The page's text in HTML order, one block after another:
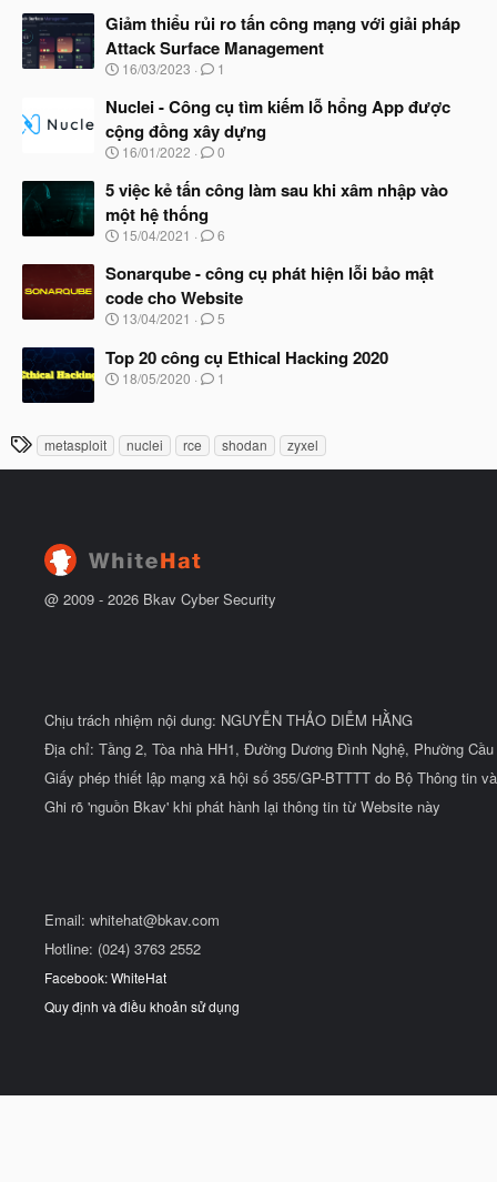
à
y
b
ắ
đ
ầ
u
Giảm thiểu rủi ro tấn công mạng với giải pháp
Attack Surface Management
N
à
b
ắ
đ
ầ
u
16/03/2023 1
Nuclei - Công cụ tìm kiếm lỗ hổng App được
cộng đồng xây dựng
N
à
b
ắ
đ
ầ
u
16/01/2022 0
5 việc kẻ tấn công làm sau khi xâm nhập vào
một hệ thống
N
à
b
ắ
đ
ầ
15/04/2021 6
Sonarqube - công cụ phát hiện lỗi bảo mật
code cho Website
N
à
y
b
đ
ầ
13/04/2021 5
Top 20 công cụ Ethical Hacking 2020
N
b
ắ
18/05/2020 1
T
h
metasploit nuclei rce shodan zyxel
@ 2009 - 2026 Bkav Cyber Security
Chịu trách nhiệm nội dung: NGUYỄN THẢO DIỄM HẰNG
Địa chỉ: Tầng 2, Tòa nhà HH1, Đường Dương Đình Nghệ, Phường
Giấy phép thiết lập mạng xã hội số 355/GP-BTTTT do Bộ Thông tin
Ghi rõ 'nguồn Bkav' khi phát hành lại thông tin từ Website này
Email: whitehat@bkav.com
Hotline: (024) 3763 2552
Facebook: WhiteHat
Quy định và điều khoản sử dụng